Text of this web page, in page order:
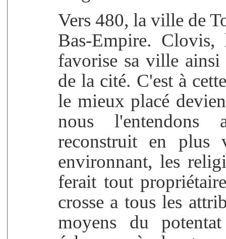
Vers 480, la ville de
Bas-Empire.
favorise sa ville ainsi
de la cité. C'est à
le mieux placé
nous l'entendons
reconstruit en plus
environnant, les
ferait tout
crosse a tous les
moyens du